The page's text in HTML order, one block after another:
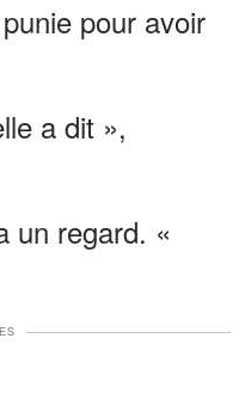
pour avoir
a dit »,
un regard. «